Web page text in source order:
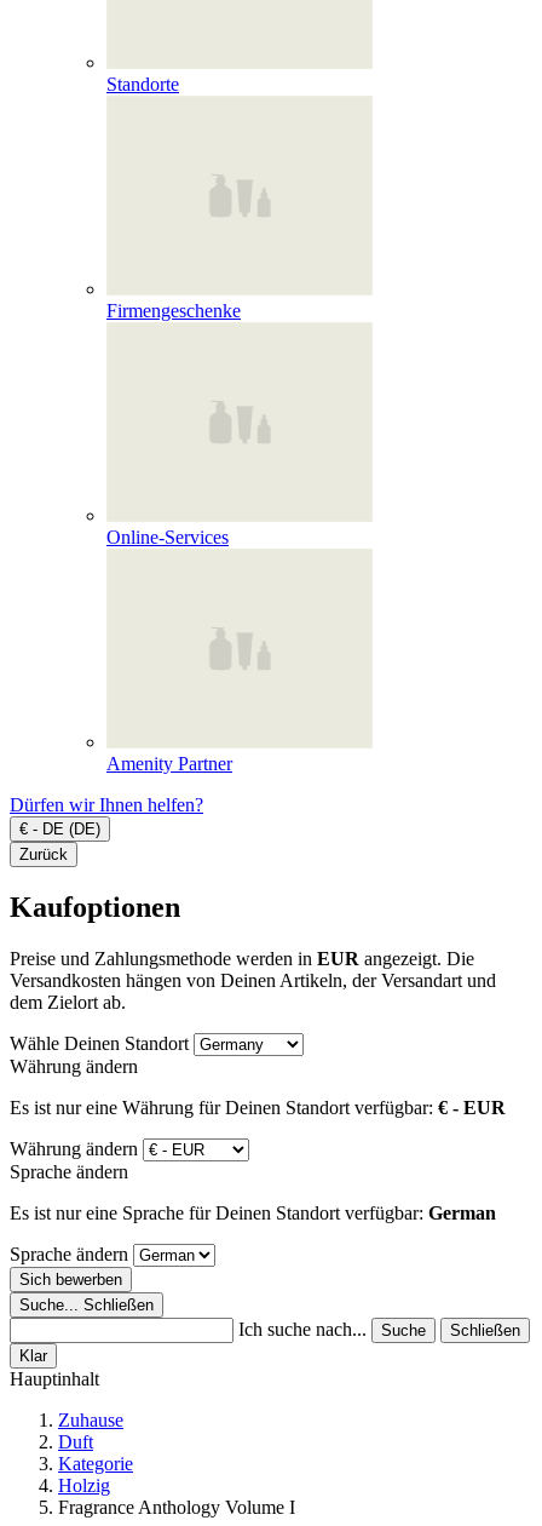
Standorte
Firmengeschenke
Online‑Services
Amenity Partner
Dürfen wir Ihnen helfen?
€ - DE (DE)
Zurück
Kaufoptionen
Preise und Zahlungsmethode werden in EUR angezeigt. Die
Versandkosten hängen von Deinen Artikeln, der Versandart und
dem Zielort ab.
Wähle Deinen Standort
Währung ändern
Es ist nur eine Währung für Deinen Standort verfügbar: € - EUR
Währung ändern
Sprache ändern
Es ist nur eine Sprache für Deinen Standort verfügbar: German
Sprache ändern
Sich bewerben
Suche...
Schließen
Ich suche nach... Suche
Schließen
Klar
Hauptinhalt
Zuhause
Duft
Kategorie
Holzig
Fragrance Anthology Volume I